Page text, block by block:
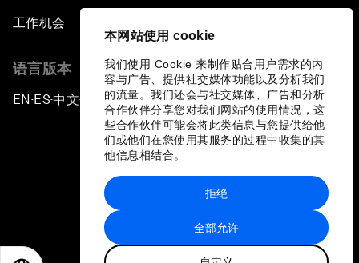
本网站使用 cookie
我们使用 Cookie 来制作贴合用户需求的内
容与广告、提供社交媒体功能以及分析我们
的流量。我们还会与社交媒体、广告和分析
合作伙伴分享您对我们网站的使用情况，这
些合作伙伴可能会将此类信息与您提供给他
们或他们在您使用其服务的过程中收集的其
他信息相结合。
全部允许
拒绝
工作机会
语言版本
EN ▪ ES▪中文▪ 日本語
站点地图